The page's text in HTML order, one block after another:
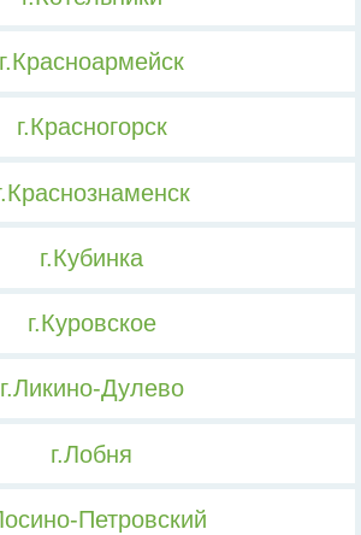
г.Красноармейск
г.Красногорск
г.Кубинка
г.Куровское
г.Ликино-Дулево
г.Лобня
Петровский